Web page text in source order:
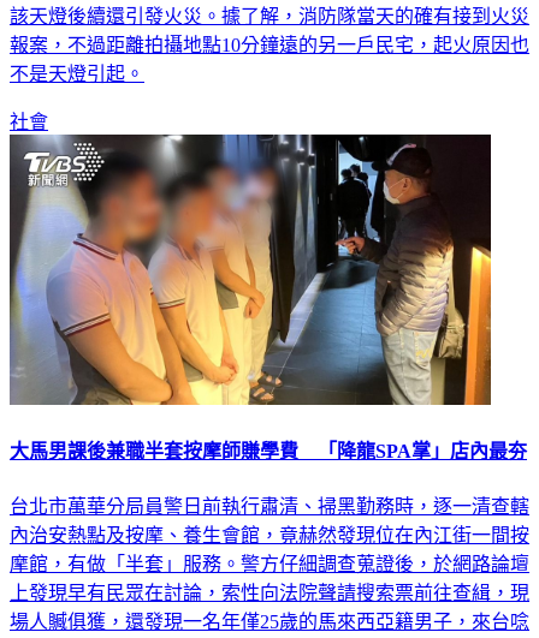
該天燈後續還引發火災。據了解，消防隊當天的確有接到火災
報案，不過距離拍攝地點10分鐘遠的另一戶民宅，起火原因也
不是天燈引起。
社會
大馬男課後兼職半套按摩師賺學費 「降龍SPA掌」店內最夯
台北市萬華分局員警日前執行肅清、掃黑勤務時，逐一清查轄
內治安熱點及按摩、養生會館，竟赫然發現位在內江街一間按
摩館，有做「半套」服務。警方仔細調查蒐證後，於網路論壇
上發現早有民眾在討論，索性向法院聲請搜索票前往查緝，現
場人贓俱獲，還發現一名年僅25歲的馬來西亞籍男子，來台唸